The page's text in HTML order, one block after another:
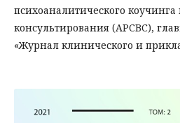
психоаналитического коучинга
консультирования (APCBC),
«Журнал клинического и